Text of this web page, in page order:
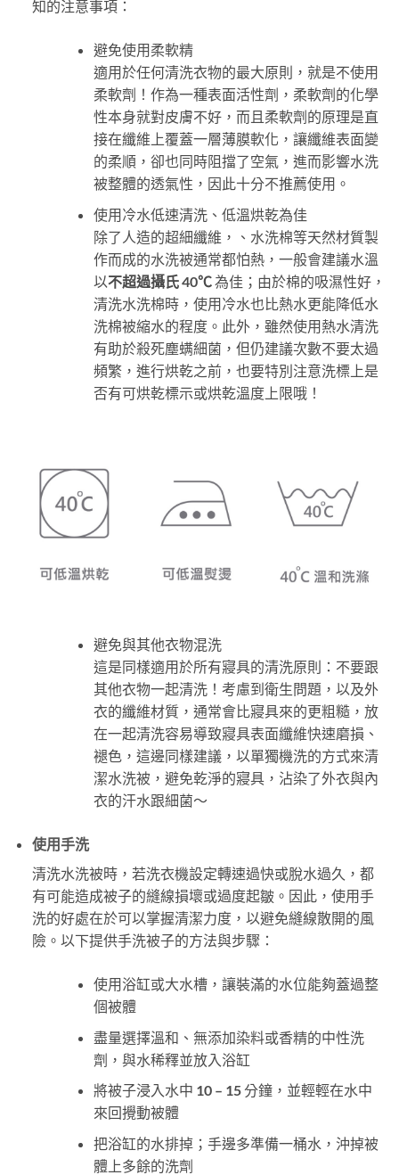
知的注意事項：
避免使用柔軟精
適用於任何清洗衣物的最大原則，就是不使用
柔軟劑！作為一種表面活性劑，柔軟劑的化學
性本身就對皮膚不好，而且柔軟劑的原理是直
接在纖維上覆蓋一層薄膜軟化，讓纖維表面變
的柔順，卻也同時阻擋了空氣，進而影響水洗
被整體的透氣性，因此十分不推薦使用。
使用冷水低速清洗、低溫烘乾為佳
除了人造的超細纖維，、水洗棉等天然材質製
作而成的水洗被通常都怕熱，一般會建議水溫
以不超過攝氏 40℃為佳；由於棉的吸濕性好，
清洗水洗棉時，使用冷水也比熱水更能降低水
洗棉被縮水的程度。此外，雖然使用熱水清洗
有助於殺死塵螨細菌，但仍建議次數不要太過
頻繁，進行烘乾之前，也要特別注意洗標上是
否有可烘乾標示或烘乾溫度上限哦！
避免與其他衣物混洗
這是同樣適用於所有寢具的清洗原則：不要跟
其他衣物一起清洗！考慮到衛生問題，以及外
衣的纖維材質，通常會比寢具來的更粗糙，放
在一起清洗容易導致寢具表面纖維快速磨損、
褪色，這邊同樣建議，以單獨機洗的方式來清
潔水洗被，避免乾淨的寢具，沾染了外衣與內
衣的汗水跟細菌～
使用手洗
清洗水洗被時，若洗衣機設定轉速過快或脫水過久，都
有可能造成被子的縫線損壞或過度起皺。因此，使用手
洗的好處在於可以掌握清潔力度，以避免縫線散開的風
險。以下提供手洗被子的方法與步驟：
使用浴缸或大水槽，讓裝滿的水位能夠蓋過整
個被體
盡量選擇溫和、無添加染料或香精的中性洗
劑，與水稀釋並放入浴缸
將被子浸入水中 10 – 15 分鐘，並輕輕在水中
來回攪動被體
把浴缸的水排掉；手邊多準備一桶水，沖掉被
體上多餘的洗劑